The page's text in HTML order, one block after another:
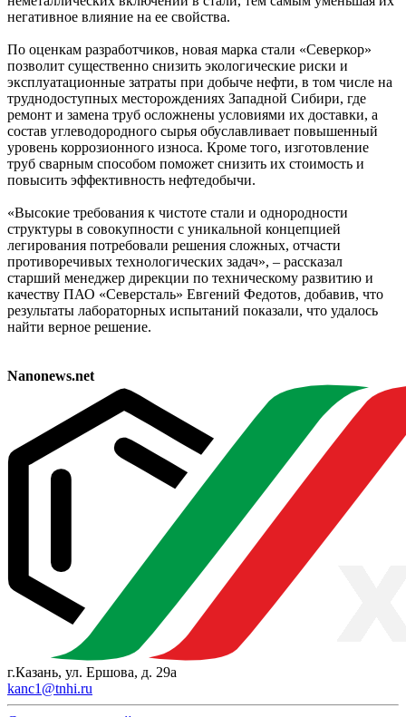
негативное влияние на ее свойства.
По оценкам разработчиков, новая марка стали «Северкор»
позволит существенно снизить экологические риски и
эксплуатационные затраты при добыче нефти, в том числе на
труднодоступных месторождениях Западной Сибири, где
ремонт и замена труб осложнены условиями их доставки, а
состав углеводородного сырья обуславливает повышенный
уровень коррозионного износа. Кроме того, изготовление
труб сварным способом поможет снизить их стоимость и
повысить эффективность нефтедобычи.
«Высокие требования к чистоте стали и однородности
структуры в совокупности с уникальной концепцией
легирования потребовали решения сложных, отчасти
противоречивых технологических задач», ‒ рассказал
старший менеджер дирекции по техническому развитию и
качеству ПАО «Северсталь» Евгений Федотов, добавив, что
результаты лабораторных испытаний показали, что удалось
найти верное решение.
Nanonews.net
г.Казань, ул. Ершова, д. 29а
kanc1@tnhi.ru